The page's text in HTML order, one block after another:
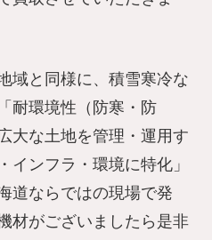
域と同様に、積雪寒冷な
耐環境性（防寒・防
大な土地を管理・運用す
インフラ・環境に特化」
道ならではの現場で発
材がございましたら是非